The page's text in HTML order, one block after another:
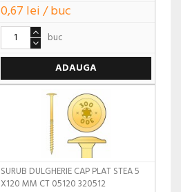
0,67 lei / buc
buc
ADAUGA
SURUB DULGHERIE CAP PLAT STEA 5
X120 MM CT 05120 320512